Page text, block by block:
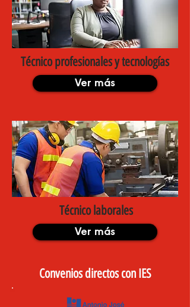
Técnico profesionales y tecnologías
Ver más
Técnico laborales
Ver más
Convenios directos con IES